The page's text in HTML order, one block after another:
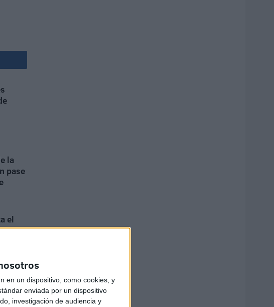
en un dispositivo, como cookies, y
enviada por un dispositivo
investigación de audiencia y
la
pase
el